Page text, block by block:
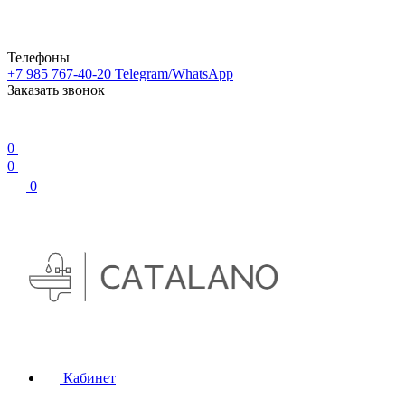
Телефоны
+7 985 767-40-20 Telegram/WhatsApp
Заказать звонок
0
0
0
Кабинет